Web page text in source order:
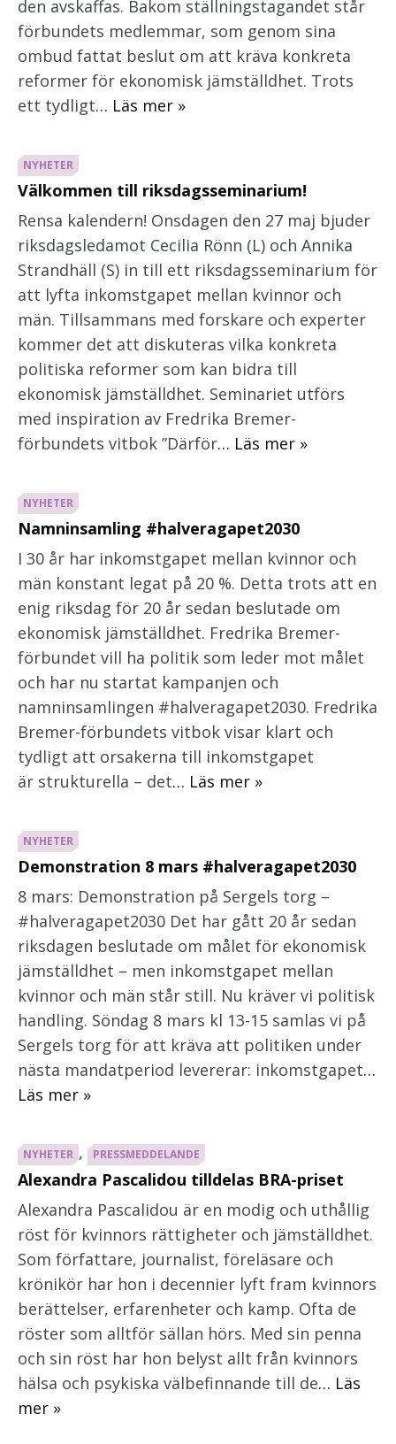
den avskaffas. Bakom ställningstagandet står
förbundets medlemmar, som genom sina
ombud fattat beslut om att kräva konkreta
reformer för ekonomisk jämställdhet. Trots
ett tydligt… Läs mer »
NYHETER
Välkommen till riksdagsseminarium!
Rensa kalendern! Onsdagen den 27 maj bjuder
riksdagsledamot Cecilia Rönn (L) och Annika
Strandhäll (S) in till ett riksdagsseminarium för
att lyfta inkomstgapet mellan kvinnor och
män. Tillsammans med forskare och experter
kommer det att diskuteras vilka konkreta
politiska reformer som kan bidra till
ekonomisk jämställdhet. Seminariet utförs
med inspiration av Fredrika Bremer-
förbundets vitbok ”Därför… Läs mer »
NYHETER
Namninsamling #halveragapet2030
I 30 år har inkomstgapet mellan kvinnor och
män konstant legat på 20 %. Detta trots att en
enig riksdag för 20 år sedan beslutade om
ekonomisk jämställdhet. Fredrika Bremer-
förbundet vill ha politik som leder mot målet
och har nu startat kampanjen och
namninsamlingen #halveragapet2030. Fredrika
Bremer-förbundets vitbok visar klart och
tydligt att orsakerna till inkomstgapet
är strukturella – det… Läs mer »
NYHETER
Demonstration 8 mars #halveragapet2030
8 mars: Demonstration på Sergels torg –
#halveragapet2030 Det har gått 20 år sedan
riksdagen beslutade om målet för ekonomisk
jämställdhet – men inkomstgapet mellan
kvinnor och män står still. Nu kräver vi politisk
handling. Söndag 8 mars kl 13-15 samlas vi på
Sergels torg för att kräva att politiken under
nästa mandatperiod levererar: inkomstgapet…
Läs mer »
NYHETER , PRESSMEDDELANDE
Alexandra Pascalidou tilldelas BRA-priset
Alexandra Pascalidou är en modig och uthållig
röst för kvinnors rättigheter och jämställdhet.
Som författare, journalist, föreläsare och
krönikör har hon i decennier lyft fram kvinnors
berättelser, erfarenheter och kamp. Ofta de
röster som alltför sällan hörs. Med sin penna
och sin röst har hon belyst allt från kvinnors
hälsa och psykiska välbefinnande till de… Läs
mer »